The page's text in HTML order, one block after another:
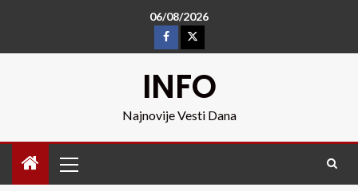
06/08/2026
INFO
Najnovije Vesti Dana